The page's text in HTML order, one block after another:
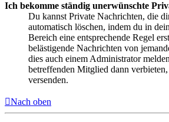
Ich bekomme ständig unerwünschte
Du kannst Private Nachrichten, die
automatisch löschen, indem du in
Bereich eine entsprechende Regel
belästigende Nachrichten von
dies auch einem Administrator
betreffenden Mitglied dann
versenden.
Nach oben